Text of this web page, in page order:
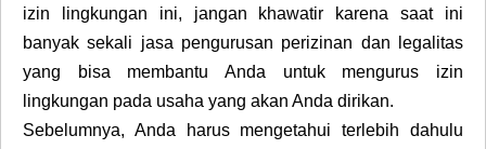
izin lingkungan ini, jangan khawatir karena saat ini
banyak sekali jasa pengurusan perizinan dan legalitas
yang bisa membantu Anda untuk mengurus izin
lingkungan pada usaha yang akan Anda dirikan.
Sebelumnya, Anda harus mengetahui terlebih dahulu